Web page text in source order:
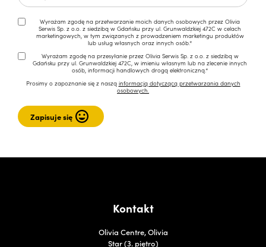
Wyrażam zgodę na przetwarzanie moich danych osobowych przez Olivia
Serwis Sp. z o.o. z siedzibą w Gdańsku przy ul. Grunwaldzkiej 472C w celach
marketingowych, w tym związanych z prowadzeniem marketingu produktów
lub usług własnych oraz innych osób.*
Wyrażam zgodę na przesyłanie przez Olivia Serwis Sp. z o.o. z siedzibą w
Gdańsku przy ul. Grunwaldzkiej 472C, w imieniu własnym lub na zlecenie innych
osób, informacji handlowych drogą elektroniczną.*
Prosimy o zapoznanie się z naszą informacją dotyczącą przetwarzania danych
osobowych.
Kontakt
Olivia Centre, Olivia
Star (3. piętro)